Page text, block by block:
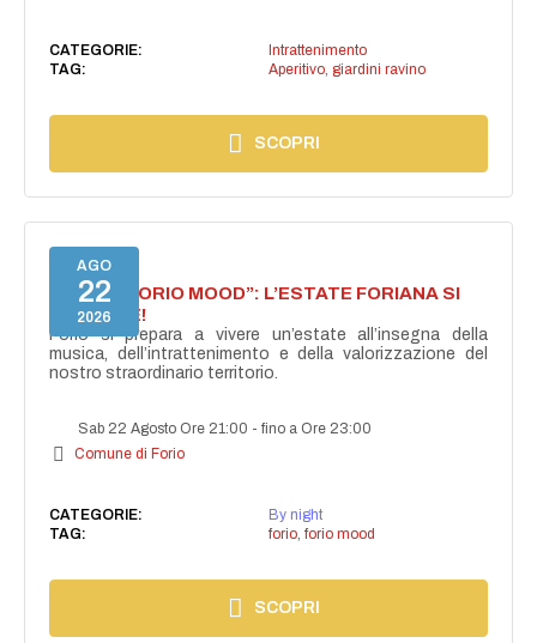
CATEGORIE:
Intrattenimento
TAG:
Aperitivo, giardini ravino
SCOPRI
AGO
22
2026
NASCE “FORIO MOOD”: L’ESTATE FORIANA SI
ACCENDE!
Forio si prepara a vivere un’estate all’insegna della
musica, dell’intrattenimento e della valorizzazione del
nostro straordinario territorio.
Sab 22 Agosto Ore 21:00 -fino a Ore 23:00
Comune di Forio
CATEGORIE:
By night
TAG:
forio, forio mood
SCOPRI